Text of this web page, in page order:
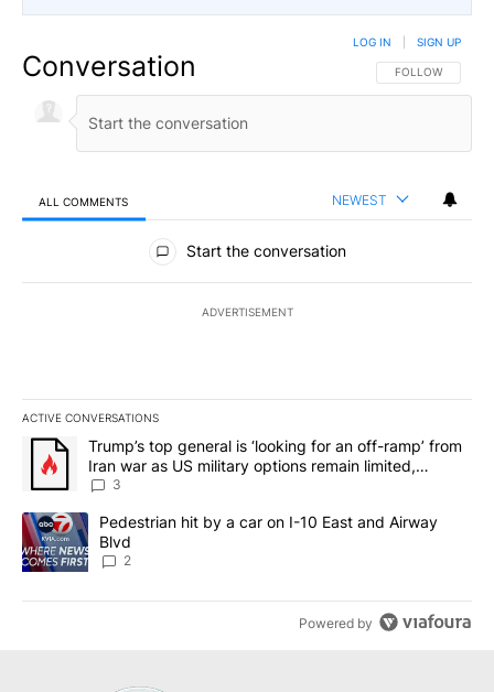
Conversation FOLLOW THIS
FOLLOW
LOG IN SIGN UP
ALL COMMENTS NEWEST
All Comments
Start the conversation
ADVERTISEMENT
ACTIVE CONVERSATIONS
The following is a list of the most commented articles in the last
A trending article titled "Trump’s top general is ‘looking for an
Trump’s top general is ‘looking for an off-ramp’ from
Iran war as US military options remain limited,
sources say
3
A trending article titled "Pedestrian hit by a car on I-10 East and
Pedestrian hit by a car on I-10 East and Airway
Blvd
2
Powered by